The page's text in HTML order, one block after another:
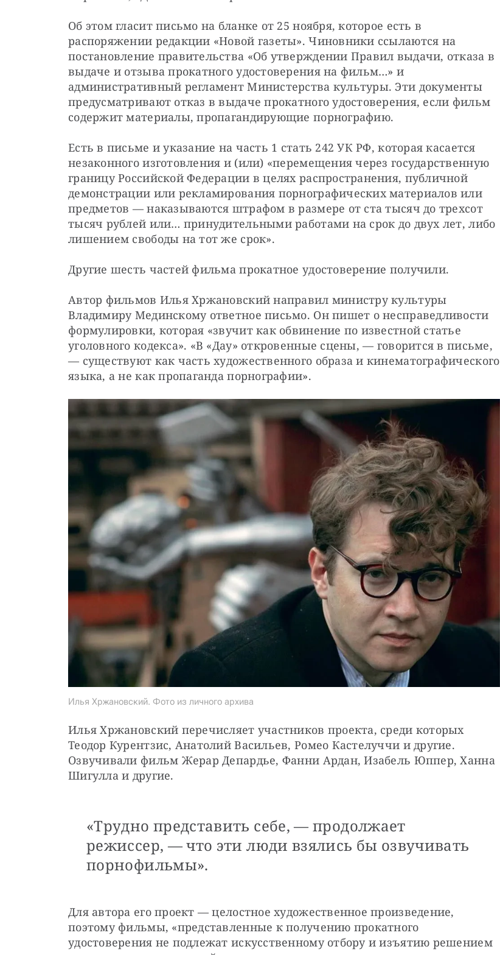
Об этом гласит письмо на бланке от 25 ноября, которое есть в
распоряжении редакции «Новой газеты». Чиновники ссылаются на
постановление правительства «Об утверждении Правил выдачи, отказа в
выдаче и отзыва прокатного удостоверения на фильм…» и
административный регламент Министерства культуры. Эти документы
предусматривают отказ в выдаче прокатного удостоверения, если фильм
содержит материалы, пропагандирующие порнографию.
Есть в письме и указание на часть 1 стать 242 УК РФ, которая касается
незаконного изготовления и (или) «перемещения через государственную
границу Российской Федерации в целях распространения, публичной
демонстрации или рекламирования порнографических материалов или
предметов — наказываются штрафом в размере от ста тысяч до трехсот
тысяч рублей или… принудительными работами на срок до двух лет, либо
лишением свободы на тот же срок».
Другие шесть частей фильма прокатное удостоверение получили.
Автор фильмов Илья Хржановский направил министру культуры
Владимиру Мединскому ответное письмо. Он пишет о несправедливости
формулировки, которая «звучит как обвинение по известной статье
уголовного кодекса». «В «Дау» откровенные сцены, — говорится в письме,
— существуют как часть художественного образа и кинематографического
языка, а не как пропаганда порнографии».
Илья Хржановский. Фото из личного архива
Илья Хржановский перечисляет участников проекта, среди которых
Теодор Курентзис, Анатолий Васильев, Ромео Кастелуччи и другие.
Озвучивали фильм Жерар Депардье, Фанни Ардан, Изабель Юппер, Ханна
Шигулла и другие.
«Трудно представить себе, — продолжает
режиссер, — что эти люди взялись бы озвучивать
порнофильмы».
Для автора его проект — целостное художественное произведение,
поэтому фильмы, «представленные к получению прокатного
удостоверения не подлежат искусственному отбору и изъятию решением